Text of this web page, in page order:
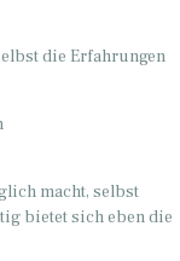
die Erfahrungen
macht, selbst
bietet sich eben die